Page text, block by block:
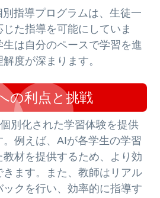
指導プログラムは、生徒一
た指導を可能にしていま
は自分のペースで学習を進
度が深まります。
の利点と挑戦
別化された学習体験を提供
例えば、AIが各学生の学習
材を提供するため、より効
ます。また、教師はリアル
クを行い、効率的に指導す